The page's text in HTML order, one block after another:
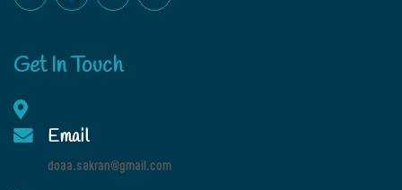
Get In Touch
Email
doaa.sakran@gmail.com